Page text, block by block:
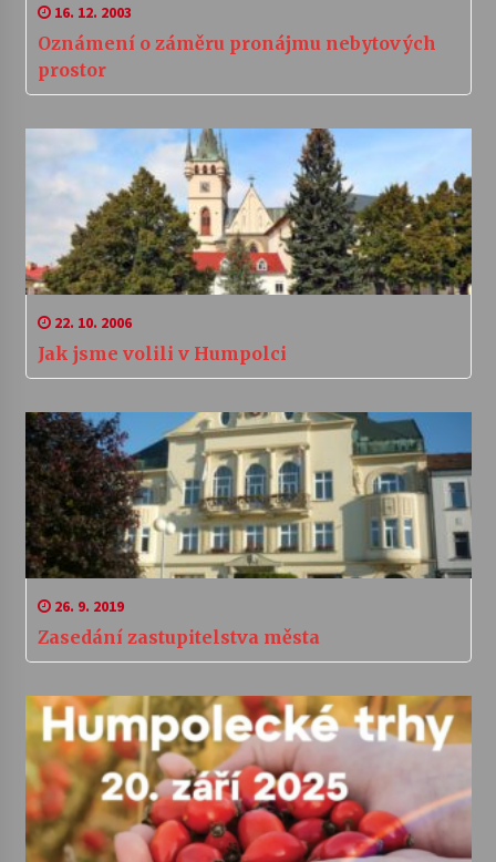
16. 12. 2003
Oznámení o záměru pronájmu nebytových
prostor
22. 10. 2006
Jak jsme volili v Humpolci
26. 9. 2019
Zasedání zastupitelstva města